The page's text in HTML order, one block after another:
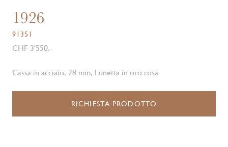
1926
91351
CHF 3'550.-
Cassa in acciaio, 28 mm, Lunetta in oro rosa
RICHIESTA PRODOTTO